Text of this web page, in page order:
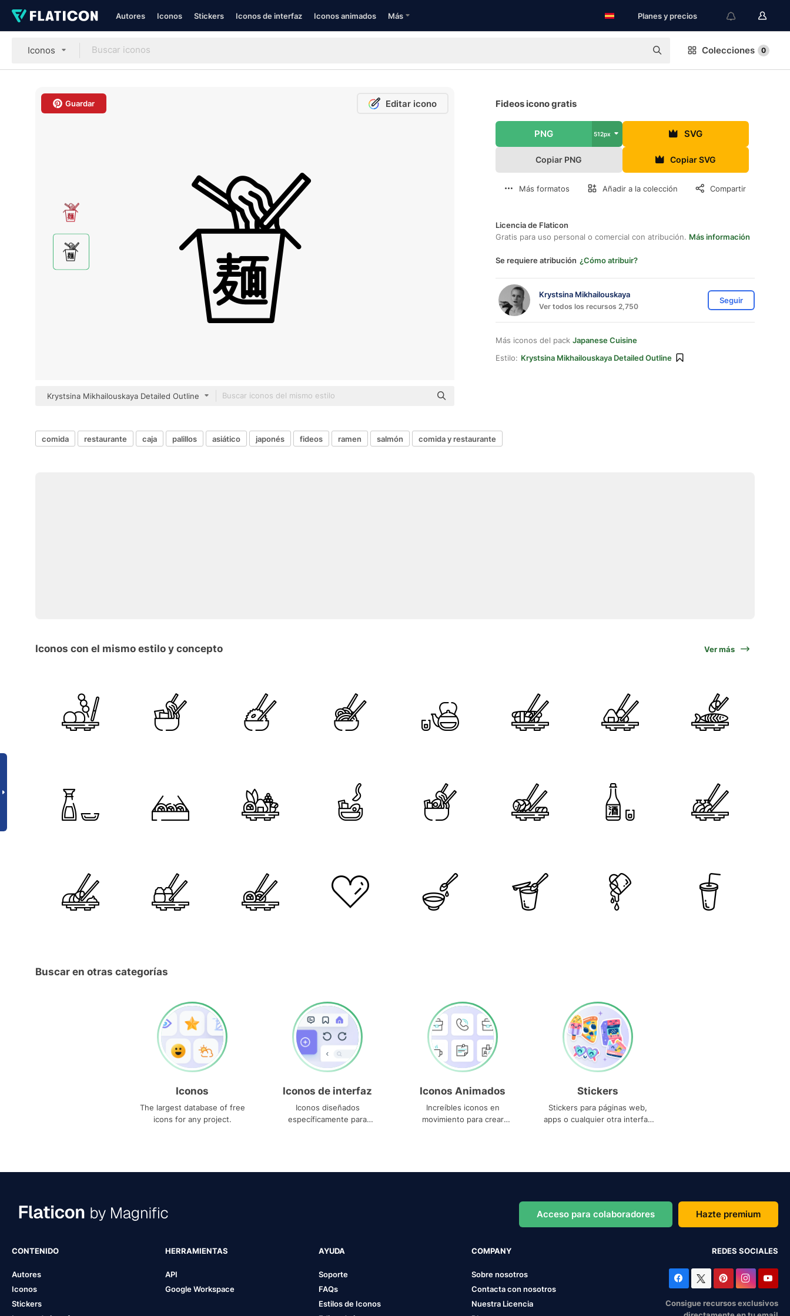
Autores Iconos Stickers Iconos de interfaz Iconos animados Más Planes y precios
Iconos Colecciones 0
Guardar Editar icono
Krystsina Mikhailouskaya Detailed Outline
Fideos icono gratis
PNG 512px SVG
Copiar PNG Copiar SVG
Más formatos Añadir a la colección Compartir
Licencia de Flaticon
Gratis para uso personal o comercial con atribución. Más información
Se requiere atribución ¿Cómo atribuir?
Krystsina Mikhailouskaya
Ver todos los recursos 2,750
Seguir
Más iconos del pack Japanese Cuisine
Estilo: Krystsina Mikhailouskaya Detailed Outline
comida restaurante caja palillos asiático japonés fideos ramen salmón comida y restaurante
Iconos con el mismo estilo y concepto Ver más
Buscar en otras categorías
Iconos
The largest database of free
icons for any project.
Iconos de interfaz
Iconos diseñados
específicamente para
Iconos Animados
Increíbles iconos en
movimiento para crear
Stickers
Stickers para páginas web,
apps o cualquier otra interfaz
Acceso para colaboradores Hazte premium
CONTENIDO
Autores
Iconos
Stickers
HERRAMIENTAS
API
Google Workspace
AYUDA
Soporte
FAQs
Estilos de Iconos
COMPANY
Sobre nosotros
Contacta con nosotros
Nuestra Licencia
REDES SOCIALES
Consigue recursos exclusivos